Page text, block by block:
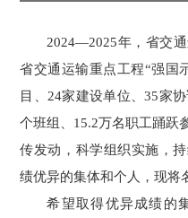
2024—2025年 ，省交
省交通运输重点工程“强国
目、24家建设单位、35家
个班组、15.2万名职工踊跃
传发动，科学组织实施，
绩优异的集体和个人，现将
希望取得优异成绩的